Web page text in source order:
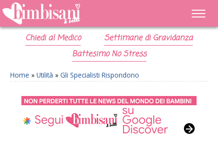
Chiedi al Medico
Settimane di Gravidanza
Battesimo No Stress
Home » Utilità » Gli Specialisti Rispondono